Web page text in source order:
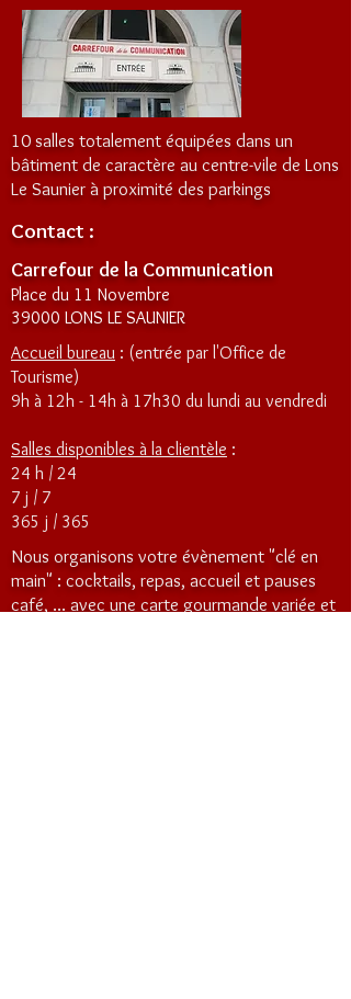
10 salles totalement équipées dans un
bâtiment de caractère au centre-vile de Lons
Le Saunier à proximité des parkings
Contact :
Carrefour de la Communication
Place du 11 Novembre
39000 LONS LE SAUNIER
Accueil bureau : (entrée par l'Office de
Tourisme)
9h à 12h - 14h à 17h30 du lundi au vendredi
Salles disponibles à la clientèle :
24 h / 24
7 j / 7
365 j / 365
Nous organisons votre évènement "clé en
main" : cocktails, repas, accueil et pauses
café, ... avec une carte gourmande variée et